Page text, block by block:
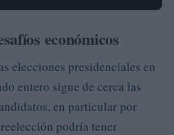
económicos
elecciones presidenciales en
entero sigue de cerca las
en particular por
podría tener